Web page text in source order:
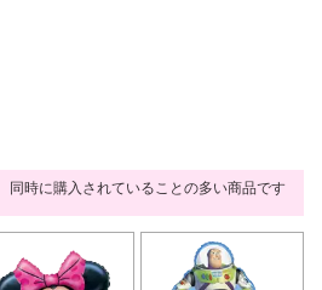
同時に購入されていることの多い商品です